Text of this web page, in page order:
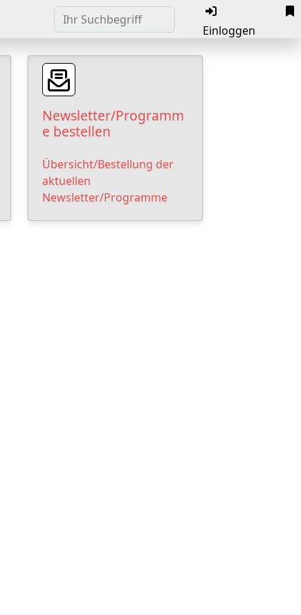
Einloggen
Newsletter/Programm
e bestellen
Übersicht/Bestellung der
aktuellen
Newsletter/Programme